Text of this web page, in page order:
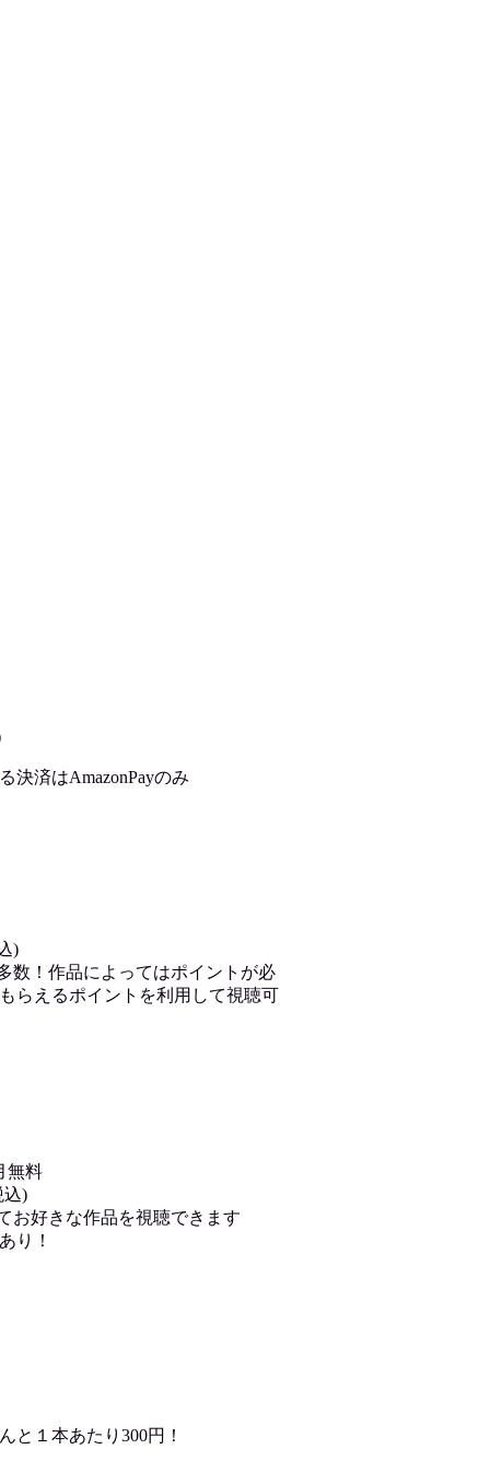
決済はAmazonPayのみ
)
！作品によってはポイントが必
らえるポイントを利用して視聴可
無料
込)
お好きな作品を視聴できます
り！
と１本あたり300円！